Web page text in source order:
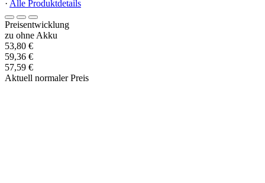
· Alle Produktdetails
Preisentwicklung
zu ohne Akku
53,80 €
59,36 €
57,59 €
Aktuell normaler Preis